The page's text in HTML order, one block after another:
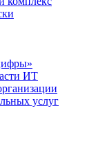
ИТ
услуг